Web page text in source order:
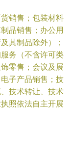
销售；包装材料
品销售；办公用
其制品除外）；
务（不含许可类
零售；会议及展
子产品销售；技
技术转让、技术
照依法自主开展